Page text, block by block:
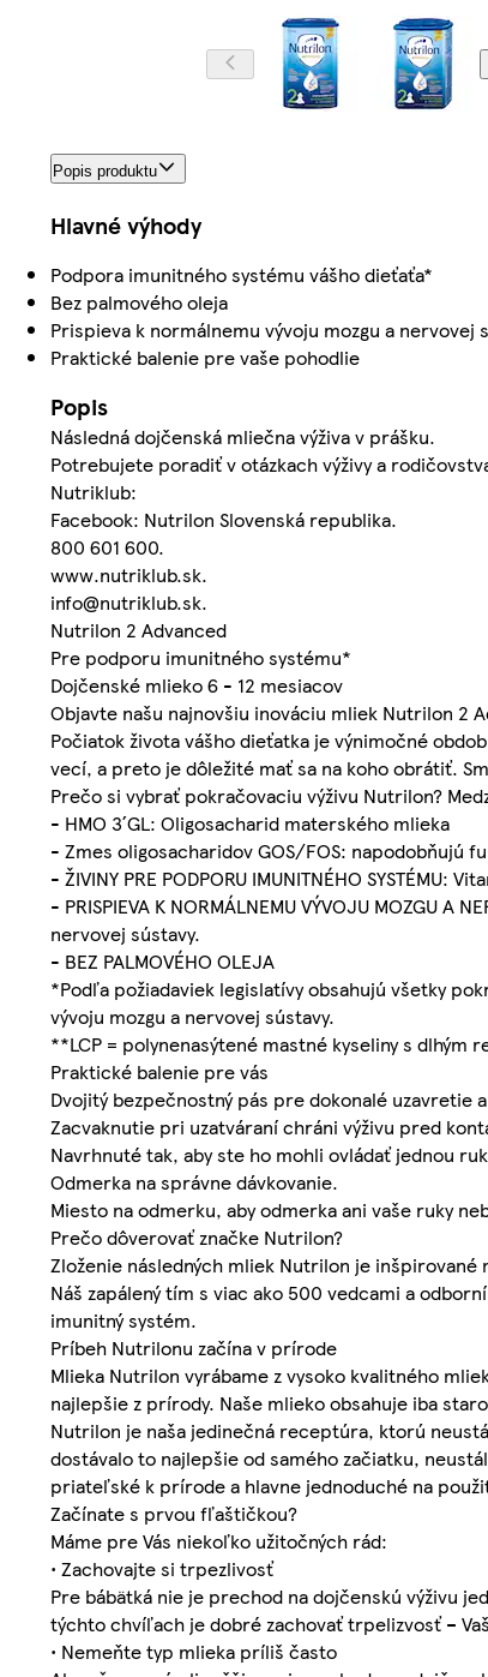
Popis produktu
Hlavné výhody
Podpora imunitného systému vášho dieťaťa*
Bez palmového oleja
Prispieva k normálnemu vývoju mozgu a nervovej
Praktické balenie pre vaše pohodlie
Popis
Následná dojčenská mliečna výživa v prášku.
Potrebujete poradiť v otázkach výživy a
Nutriklub:
Facebook: Nutrilon Slovenská republika.
800 601 600.
www.nutriklub.sk.
info@nutriklub.sk.
Nutrilon 2 Advanced
Pre podporu imunitného systému*
Dojčenské mlieko 6 - 12 mesiacov
Objavte našu najnovšiu inováciu mliek Nutrilon 2
Počiatok života vášho dieťatka je výnimočné
vecí, a preto je dôležité mať sa na koho obrátiť.
Prečo si vybrať pokračovaciu výživu Nutrilon?
- HMO 3´GL: Oligosacharid materského mlieka
- Zmes oligosacharidov GOS/FOS: napodobňujú
- ŽIVINY PRE PODPORU IMUNITNÉHO
- PRISPIEVA K NORMÁLNEMU VÝVOJU MOZGU
nervovej sústavy.
- BEZ PALMOVÉHO OLEJA
*Podľa požiadaviek legislatívy obsahujú všetky
vývoju mozgu a nervovej sústavy.
**LCP = polynenasýtené mastné kyseliny s dlhým
Praktické balenie pre vás
Dvojitý bezpečnostný pás pre dokonalé
Zacvaknutie pri uzatváraní chráni výživu pred
Navrhnuté tak, aby ste ho mohli ovládať jednou
Odmerka na správne dávkovanie.
Miesto na odmerku, aby odmerka ani vaše ruky
Prečo dôverovať značke Nutrilon?
Zloženie následných mliek Nutrilon je
Náš zapálený tím s viac ako 500 vedcami a
imunitný systém.
Príbeh Nutrilonu začína v prírode
Mlieka Nutrilon vyrábame z vysoko kvalitného
najlepšie z prírody. Naše mlieko obsahuje iba
Nutrilon je naša jedinečná receptúra, ktorú
dostávalo to najlepšie od samého začiatku,
priateľské k prírode a hlavne jednoduché na
Začínate s prvou fľaštičkou?
Máme pre Vás niekoľko užitočných rád:
• Zachovajte si trpezlivosť
Pre bábätká nie je prechod na dojčenskú výživu
týchto chvíľach je dobré zachovať trpelizvosť –
• Nemeňte typ mlieka príliš často